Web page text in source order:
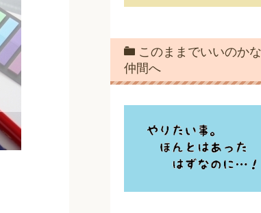
このままでいいのか
仲間へ